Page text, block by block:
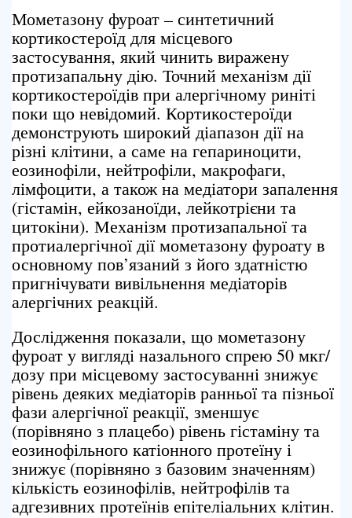
Мометазону фуроат – синтетичний
кортикостероїд для місцевого
застосування, який чинить виражену
протизапальну дію. Точний механізм дії
кортикостероїдів при алергічному риніті
поки що невідомий. Кортикостероїди
демонструють широкий діапазон дії на
різні клітини, а саме на гепариноцити,
еозинофіли, нейтрофіли, макрофаги,
лімфоцити, а також на медіатори запалення
(гістамін, ейкозаноїди, лейкотрієни та
цитокіни). Механізм протизапальної та
протиалергічної дії мометазону фуроату в
основному пов’язаний з його здатністю
пригнічувати вивільнення медіаторів
алергічних реакцій.
Дослідження показали, що мометазону
фуроат у вигляді назального спрею 50 мкг/
дозу при місцевому застосуванні знижує
рівень деяких медіаторів ранньої та пізньої
фази алергічної реакції, зменшує
(порівняно з плацебо) рівень гістаміну та
еозинофільного катіонного протеїну і
знижує (порівняно з базовим значенням)
кількість еозинофілів, нейтрофілів та
адгезивних протеїнів епітеліальних клітин.